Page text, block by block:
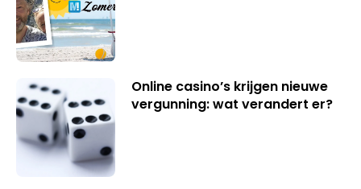
Online casino’s krijgen nieuwe
vergunning: wat verandert er?